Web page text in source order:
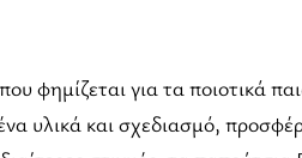
για τα ποιοτικά
υλικά και σχεδιασμό,